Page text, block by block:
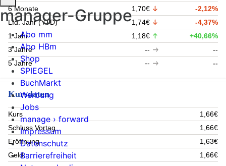
6 Monate
1,70€
-2,12%
Lfd. Jahr (YTD)
1,74€
-4,37%
1 Jahr
1,18€
+40,66%
3 Jahre
--
--
5 Jahre
-- --
Kursdaten
Kurs
1,66€
Schluss Vortag
1,66€
Eröffnung
1,63€
Geld
1,66€
manager-Gruppe
Abo mm
Abo HBm
Shop
SPIEGEL
BuchMarkt
Werbung
Jobs
manage › forward
Impressum
Datenschutz
Barrierefreiheit